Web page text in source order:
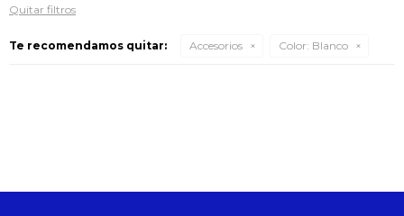
Quitar filtros
Te recomendamos quitar: Accesorios Color: Blanco